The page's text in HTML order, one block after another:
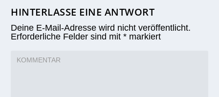
HINTERLASSE EINE ANTWORT
Deine E-Mail-Adresse wird nicht veröffentlicht.
Erforderliche Felder sind mit* markiert